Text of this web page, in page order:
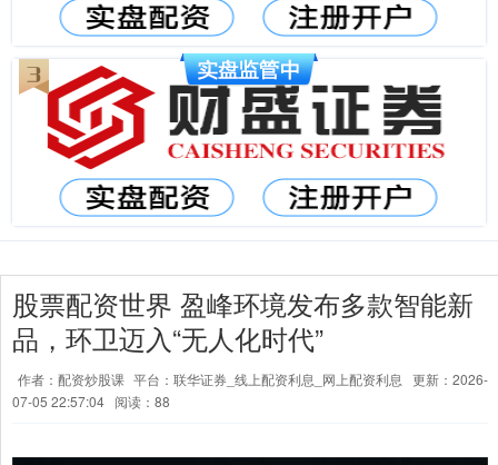
股票配资世界 盈峰环境发布多款智能新
品，环卫迈入“无人化时代”
作者：配资炒股课 平台：联华证券_线上配资利息_网上配资利息
更新：2026-
07-05 22:57:04 阅读：88